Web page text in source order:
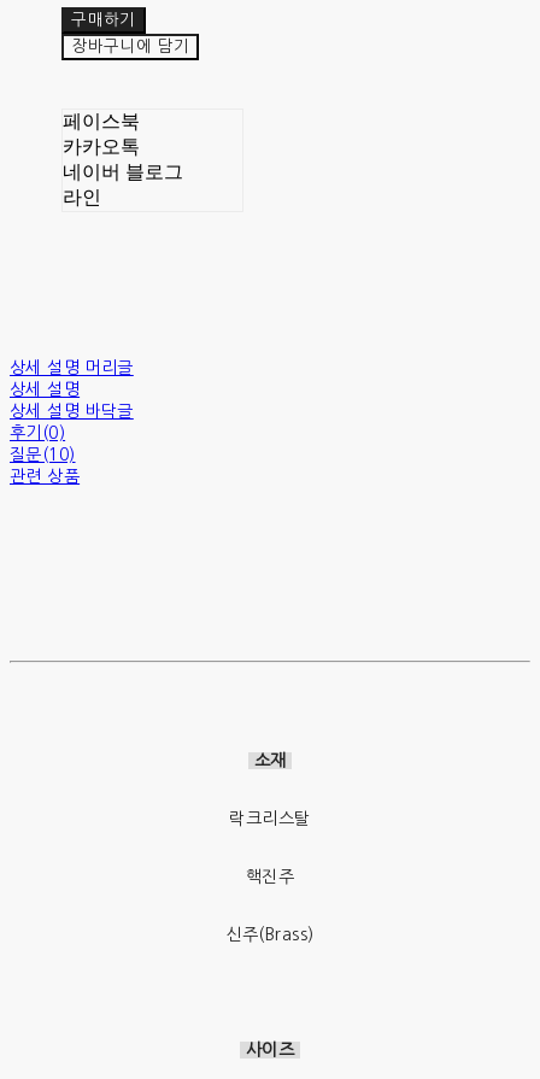
구매하기
장바구니에 담기
페이스북
카카오톡
네이버 블로그
라인
상세 설명 머리글
상세 설명
상세 설명 바닥글
후기(0)
질문(10)
관련 상품
소재
락크리스탈
핵진주
신주(Brass)
사이즈